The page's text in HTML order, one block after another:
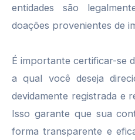
entidades são
doações provenientes de
É importante certificar-se
a qual você deseja
devidamente registrada e
Isso garante que sua
forma transparente e